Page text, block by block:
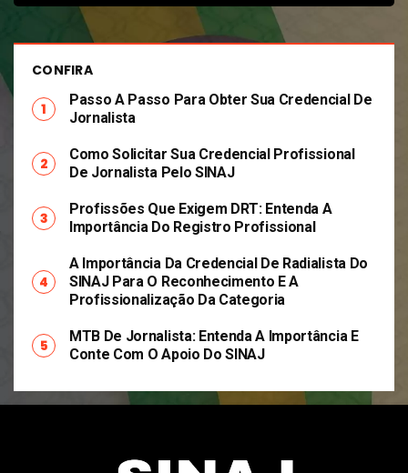
CONFIRA
Passo A Passo Para Obter Sua Credencial De
Jornalista
Como Solicitar Sua Credencial Profissional
De Jornalista Pelo SINAJ
Profissões Que Exigem DRT: Entenda A
Importância Do Registro Profissional
A Importância Da Credencial De Radialista Do
SINAJ Para O Reconhecimento E A
Profissionalização Da Categoria
MTB De Jornalista: Entenda A Importância E
Conte Com O Apoio Do SINAJ